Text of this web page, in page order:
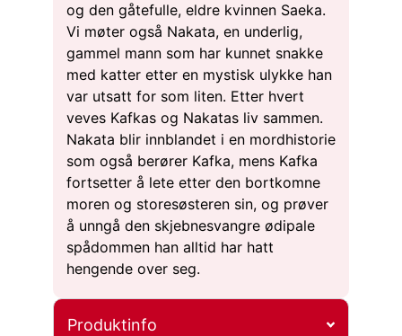
og den gåtefulle, eldre kvinnen Saeka.
Vi møter også Nakata, en underlig,
gammel mann som har kunnet snakke
med katter etter en mystisk ulykke han
var utsatt for som liten. Etter hvert
veves Kafkas og Nakatas liv sammen.
Nakata blir innblandet i en mordhistorie
som også berører Kafka, mens Kafka
fortsetter å lete etter den bortkomne
moren og storesøsteren sin, og prøver
å unngå den skjebnesvangre ødipale
spådommen han alltid har hatt
hengende over seg.
Produktinfo